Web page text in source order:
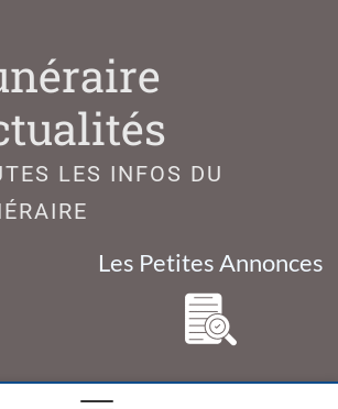
LES INFOS DU
Les Petites Annonces